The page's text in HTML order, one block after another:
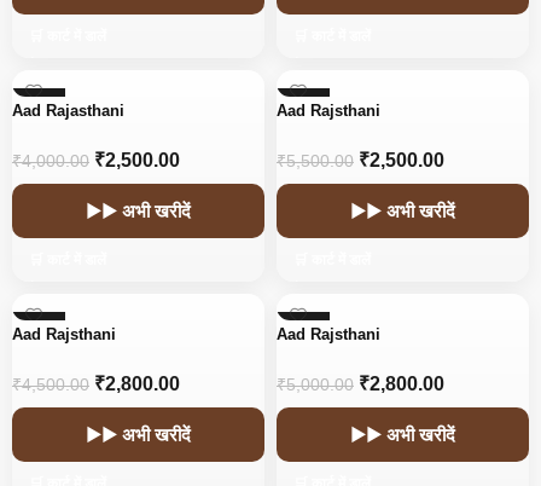
-38%
Aad Rajasthani
₹4,000.00 ₹2,500.00
▶▶ अभी खरीदें
-55%
Aad Rajsthani
₹5,500.00 ₹2,500.00
▶▶ अभी खरीदें
-38%
Aad Rajsthani
₹4,500.00 ₹2,800.00
▶▶ अभी खरीदें
-44%
Aad Rajsthani
₹5,000.00 ₹2,800.00
▶▶ अभी खरीदें